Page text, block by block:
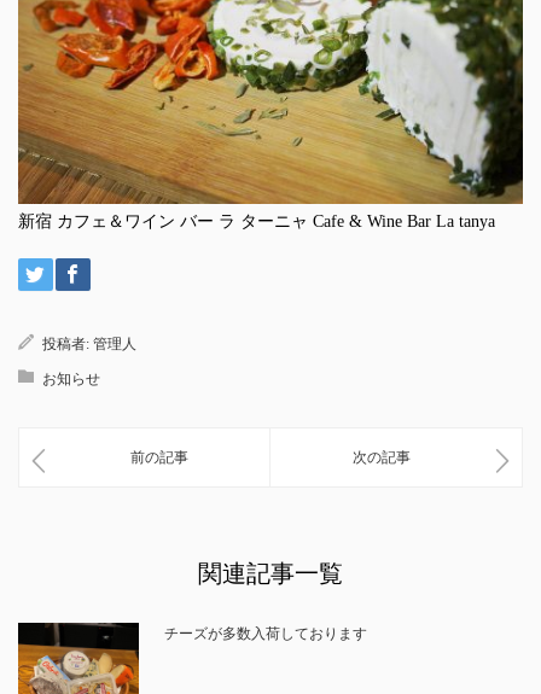
新宿 カフェ＆ワイン バー ラ ターニャ Cafe & Wine Bar La tanya
投稿者: 管理人
お知らせ
前の記事 次の記事
関連記事一覧
チーズが多数入荷しております